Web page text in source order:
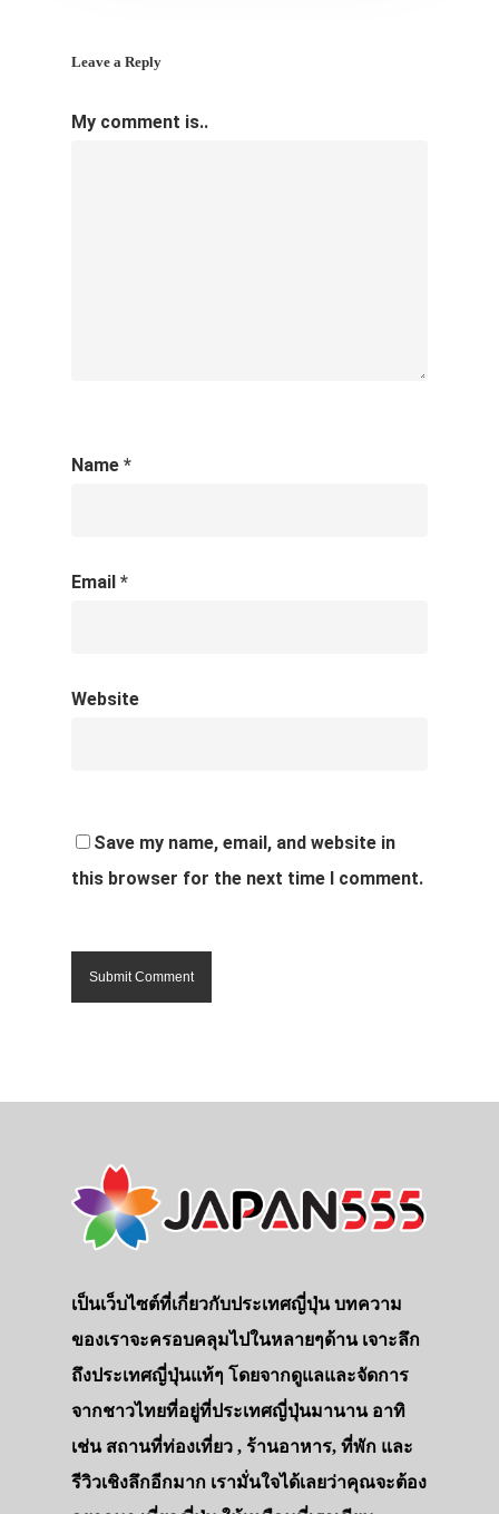
Leave a Reply
My comment is..
Name *
Email *
Website
Save my name, email, and website in
this browser for the next time I comment.
เป็นเว็บไซต์ที่เกี่ยวกับประเทศญี่ปุ่น บทความ
ของเราจะครอบคลุมไปในหลายๆด้าน เจาะลึก
ถึงประเทศญี่ปุ่นแท้ๆ โดยจากดูแลและจัดการ
จากชาวไทยที่อยู่ที่ประเทศญี่ปุ่นมานาน อาทิ
เช่น สถานที่ท่องเที่ยว , ร้านอาหาร, ที่พัก และ
รีวิวเชิงลึกอีกมาก เรามั่นใจได้เลยว่าคุณจะต้อง